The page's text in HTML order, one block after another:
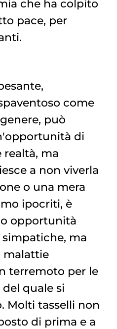
che ha colpito
pace, per
come
può
di
realtà, ma
a non viverla
o una mera
ipocriti, è
opportunità
ma
malattie
terremoto per le
quale si
Molti tasselli non
di prima e a